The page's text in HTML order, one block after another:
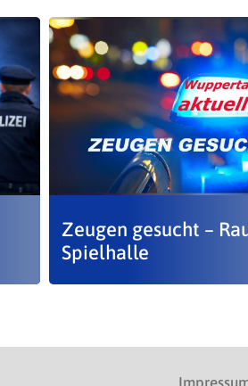
Zeugen gesucht –
Spielhalle